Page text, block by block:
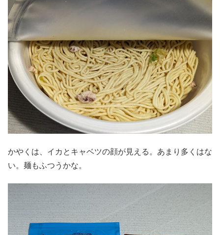
かやくは、イカとキャベツの顔が見える。あまり多くはな
い。麺もふつうかな。